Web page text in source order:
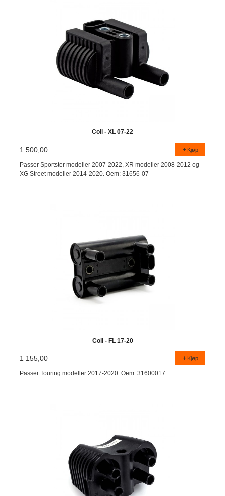
Coil - XL 07-22
1 500,00 Kjøp
Passer Sportster modeller 2007-2022, XR modeller 2008-2012 og
XG Street modeller 2014-2020. Oem: 31656-07
Coil - FL 17-20
1 155,00 Kjøp
Passer Touring modeller 2017-2020. Oem: 31600017